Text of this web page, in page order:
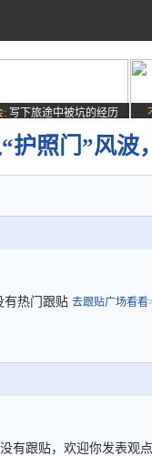
: 写下旅途中被坑的经历
护照门”风波
有热门跟贴 去跟贴广场看看
有跟贴，欢迎你发表观点